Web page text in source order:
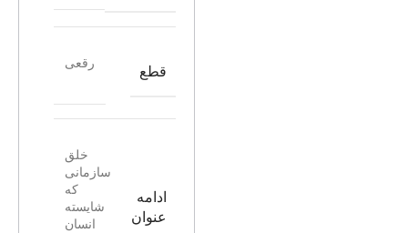
قطع
رقعی
ادامه
عنوان
خلق
سازمانی
که
شایسته
انسان